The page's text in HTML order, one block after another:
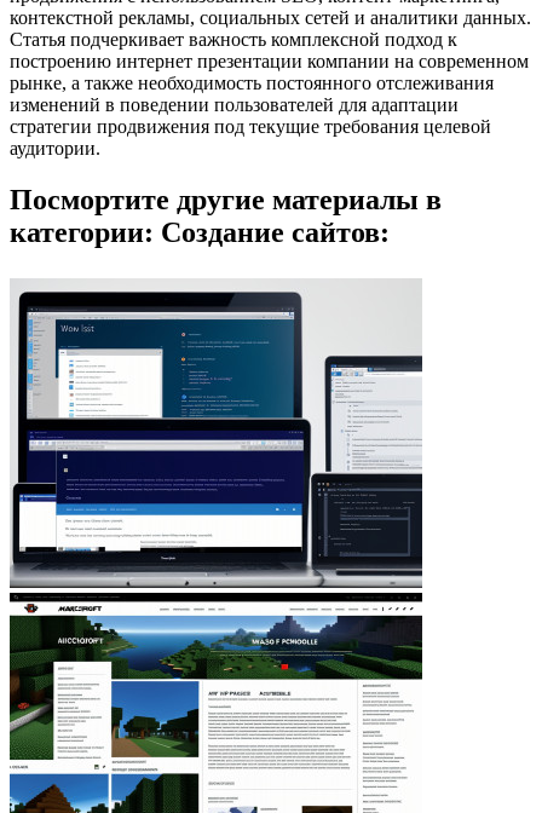
контекстной рекламы, социальных сетей и аналитики данных.
Статья подчеркивает важность комплексной подход к
построению интернет презентации компании на современном
рынке, а также необходимость постоянного отслеживания
изменений в поведении пользователей для адаптации
стратегии продвижения под текущие требования целевой
аудитории.
Посмортите другие материалы в
категории: Создание сайтов: